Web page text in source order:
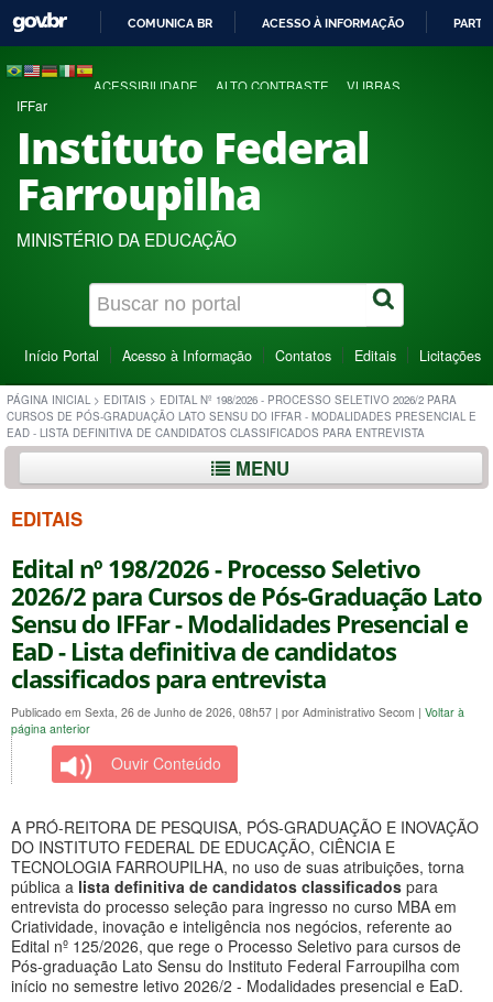
COMUNICA BR ACESSO À INFORMAÇÃO
ACESSIBILIDADE ALTO CONTRASTE VLIBRAS
IFFar
Instituto Federal
Farroupilha
MINISTÉRIO DA EDUCAÇÃO
Início Portal Acesso à Informação Contatos Editais Licitações
PÁGINA INICIAL > EDITAIS > EDITAL Nº 198/2026 - PROCESSO SELETIVO 2026/2 PARA
CURSOS DE PÓS-GRADUAÇÃO LATO SENSU DO IFFAR - MODALIDADES PRESENCIAL E
EAD - LISTA DEFINITIVA DE CANDIDATOS CLASSIFICADOS PARA ENTREVISTA
MENU
EDITAIS
Edital nº 198/2026 - Processo Seletivo
2026/2 para Cursos de Pós-Graduação Lato
Sensu do IFFar - Modalidades Presencial e
EaD - Lista definitiva de candidatos
classificados para entrevista
Publicado em Sexta, 26 de Junho de 2026, 08h57 | por Administrativo Secom | Voltar à
página anterior
Ouvir Conteúdo
A PRÓ-REITORA DE PESQUISA, PÓS-GRADUAÇÃO E INOVAÇÃO
DO INSTITUTO FEDERAL DE EDUCAÇÃO, CIÊNCIA E
TECNOLOGIA FARROUPILHA, no uso de suas atribuições, torna
pública a lista definitiva de candidatos classificados para
entrevista do processo seleção para ingresso no curso MBA em
Criatividade, inovação e inteligência nos negócios, referente ao
Edital nº 125/2026, que rege o Processo Seletivo para cursos de
Pós-graduação Lato Sensu do Instituto Federal Farroupilha com
início no semestre letivo 2026/2 - Modalidades presencial e EaD.